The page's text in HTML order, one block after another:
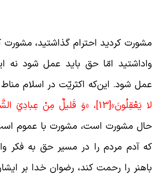
کردید احترام گذاشتید، مشورت
امّا حق باید عمل شود نه
شود. این‌که اکثریّت در اسلام
يَعْقِلُونَ»[13] ‏، «وَ قَليلٌ مِنْ عِبادِيَ
مشورت است، مشورت با عموم
آدم مردم را در مسیر حق به فکر وا
را رحمت کند، رضوان خدا بر